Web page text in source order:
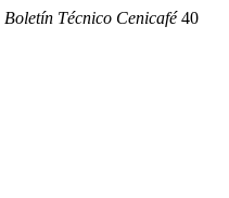
Boletín Técnico Cenicafé40